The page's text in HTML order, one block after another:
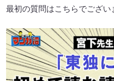
最初の質問はこちらでござい